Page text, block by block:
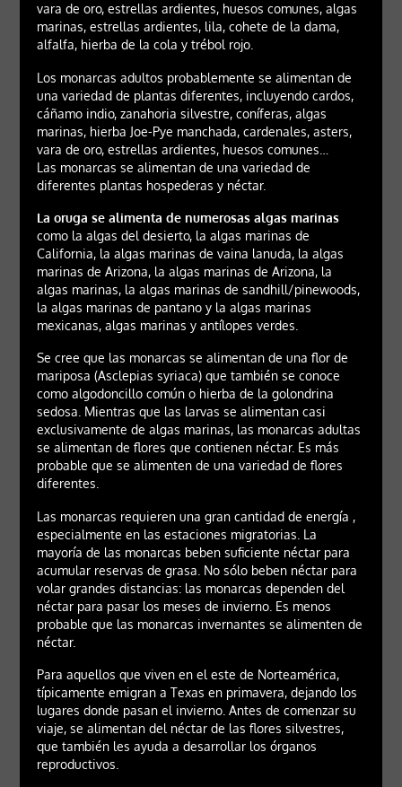
vara de oro, estrellas ardientes, huesos comunes, algas
marinas, estrellas ardientes, lila, cohete de la dama,
alfalfa, hierba de la cola y trébol rojo.
Los monarcas adultos probablemente se alimentan de
una variedad de plantas diferentes, incluyendo cardos,
cáñamo indio, zanahoria silvestre, coníferas, algas
marinas, hierba Joe-Pye manchada, cardenales, asters,
vara de oro, estrellas ardientes, huesos comunes…
Las monarcas se alimentan de una variedad de
diferentes plantas hospederas y néctar.
La oruga se alimenta de numerosas algas marinas
como la algas del desierto, la algas marinas de
California, la algas marinas de vaina lanuda, la algas
marinas de Arizona, la algas marinas de Arizona, la
algas marinas, la algas marinas de sandhill/pinewoods,
la algas marinas de pantano y la algas marinas
mexicanas, algas marinas y antílopes verdes.
Se cree que las monarcas se alimentan de una flor de
mariposa (Asclepias syriaca) que también se conoce
como algodoncillo común o hierba de la golondrina
sedosa. Mientras que las larvas se alimentan casi
exclusivamente de algas marinas, las monarcas adultas
se alimentan de flores que contienen néctar. Es más
probable que se alimenten de una variedad de flores
diferentes.
Las monarcas requieren una gran cantidad de energía ,
especialmente en las estaciones migratorias. La
mayoría de las monarcas beben suficiente néctar para
acumular reservas de grasa. No sólo beben néctar para
volar grandes distancias: las monarcas dependen del
néctar para pasar los meses de invierno. Es menos
probable que las monarcas invernantes se alimenten de
néctar.
Para aquellos que viven en el este de Norteamérica,
típicamente emigran a Texas en primavera, dejando los
lugares donde pasan el invierno. Antes de comenzar su
viaje, se alimentan del néctar de las flores silvestres,
que también les ayuda a desarrollar los órganos
reproductivos.